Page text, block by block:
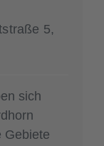
5,
sich
Gebiete